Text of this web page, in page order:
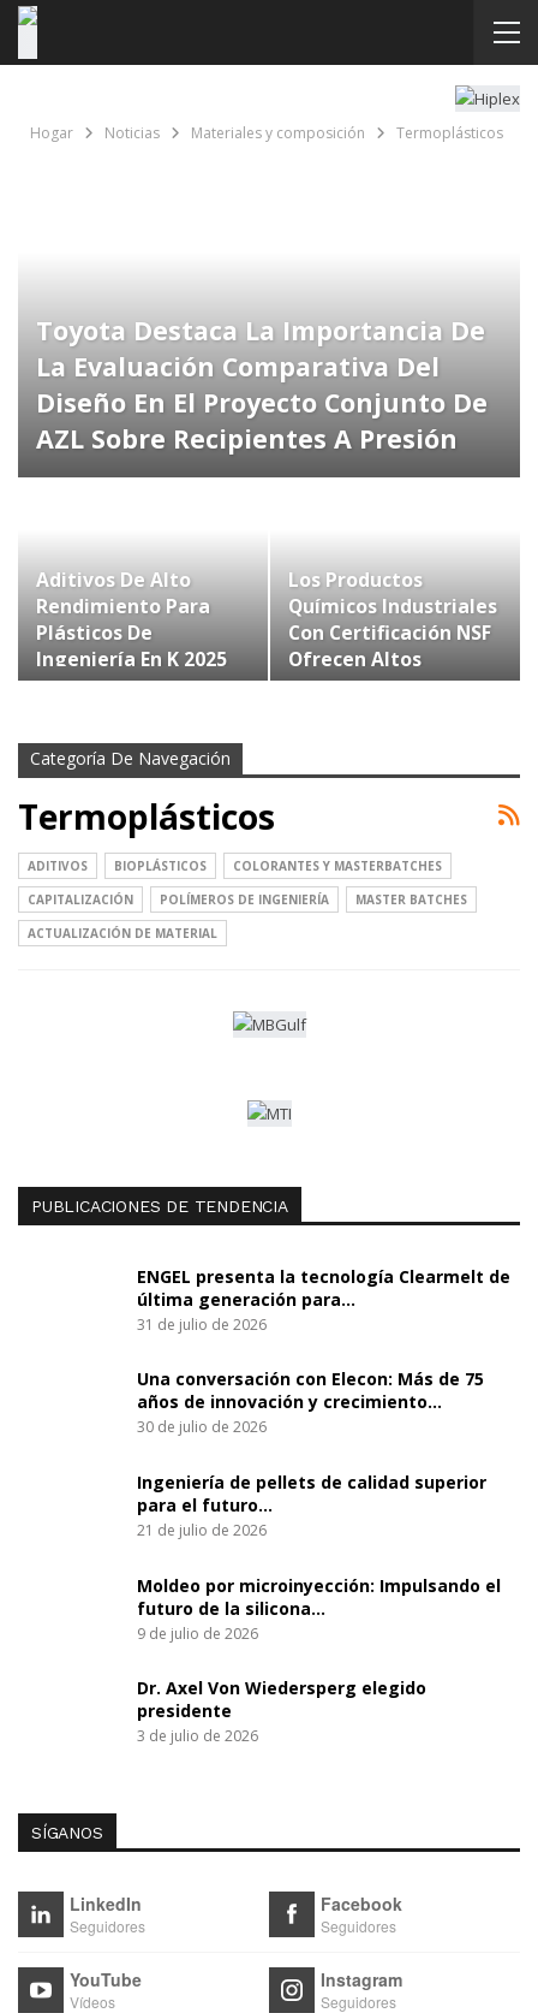
Hogar Noticias Materiales y composición Termoplásticos
Toyota Destaca La Importancia De
La Evaluación Comparativa Del
Diseño En El Proyecto Conjunto De
AZL Sobre Recipientes A Presión
Termoplásticos.
Aditivos De Alto
Rendimiento Para
Plásticos De
Ingeniería En K 2025
Los Productos
Químicos Industriales
Con Certificación NSF
Ofrecen Altos
Estándares Para…
Categoría De Navegación
Termoplásticos
ADITIVOS BIOPLÁSTICOS
COLORANTES Y MASTERBATCHES
CAPITALIZACIÓN
POLÍMEROS DE INGENIERÍA
MASTER BATCHES
ACTUALIZACIÓN DE MATERIAL
PUBLICACIONES DE TENDENCIA
ENGEL presenta la tecnología Clearmelt de
última generación para…
31 de julio de 2026
Una conversación con Elecon: Más de 75
años de innovación y crecimiento…
30 de julio de 2026
Ingeniería de pellets de calidad superior
para el futuro…
21 de julio de 2026
Moldeo por microinyección: Impulsando el
futuro de la silicona…
9 de julio de 2026
Dr. Axel Von Wiedersperg elegido
presidente
3 de julio de 2026
SÍGANOS
LinkedIn
Seguidores
Facebook
Seguidores
YouTube
Vídeos
Instagram
Seguidores